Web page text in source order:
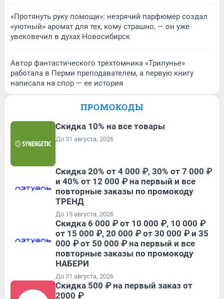
«Протянуть руку помощи»: незрячий парфюмер создал
«уютный» аромат для тех, кому страшно, — он уже
увековечил в духах Новосибирск
Автор фантастического трехтомника «Трилунье»
работала в Перми преподавателем, а первую книгу
написала на спор — ее история
ПРОМОКОДЫ
Скидка 10% на все товары
До 31 августа, 2026
Скидка 20% от 4 000 ₽, 30% от 7 000 ₽
и 40% от 12 000 ₽ на первый и все
повторные заказы по промокоду
ТРЕНД
До 15 августа, 2026
Скидка 6 000 ₽ от 10 000 ₽, 10 000 ₽
от 15 000 ₽, 20 000 ₽ от 30 000 ₽ и 35
000 ₽ от 50 000 ₽ на первый и все
повторные заказы по промокоду
НАБЕРИ
До 31 августа, 2026
Скидка 500 ₽ на первый заказ от
2000 ₽